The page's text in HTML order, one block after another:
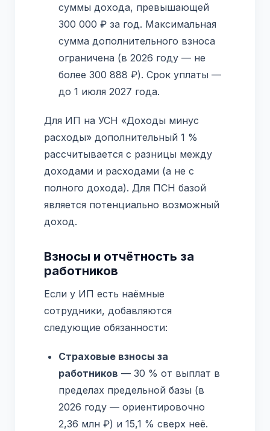
суммы дохода, превышающей
300 000 ₽ за год. Максимальная
сумма дополнительного взноса
ограничена (в 2026 году — не
более 300 888 ₽). Срок уплаты —
до 1 июля 2027 года.
Для ИП на УСН «Доходы минус
расходы» дополнительный 1 %
рассчитывается с разницы между
доходами и расходами (а не с
полного дохода). Для ПСН базой
является потенциально возможный
доход.
Взносы и отчётность за
работников
Если у ИП есть наёмные
сотрудники, добавляются
следующие обязанности:
Страховые взносы за
работников — 30 % от выплат в
пределах предельной базы (в
2026 году — ориентировочно
2,36 млн ₽) и 15,1 % сверх неё.